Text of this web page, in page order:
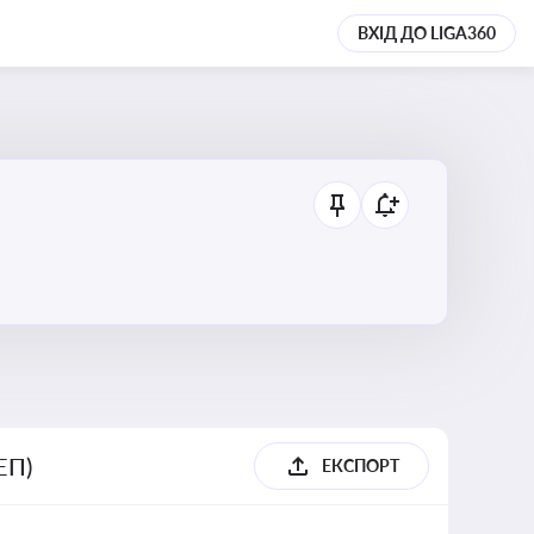
ВХІД ДО LIGA360
ЕКСПОРТ